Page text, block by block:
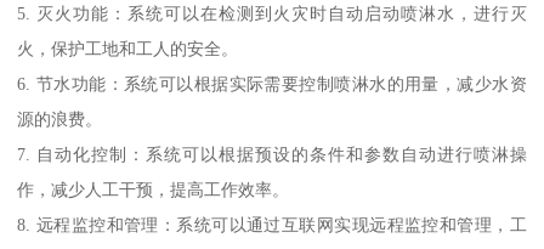
5. 灭火功能：系统可以在检测到火灾时自动启动喷淋水，进行灭
火，保护工地和工人的安全。
6. 节水功能：系统可以根据实际需要控制喷淋水的用量，减少水资
源的浪费。
7. 自动化控制：系统可以根据预设的条件和参数自动进行喷淋操
作，减少人工干预，提高工作效率。
8. 远程监控和管理：系统可以通过互联网实现远程监控和管理，工